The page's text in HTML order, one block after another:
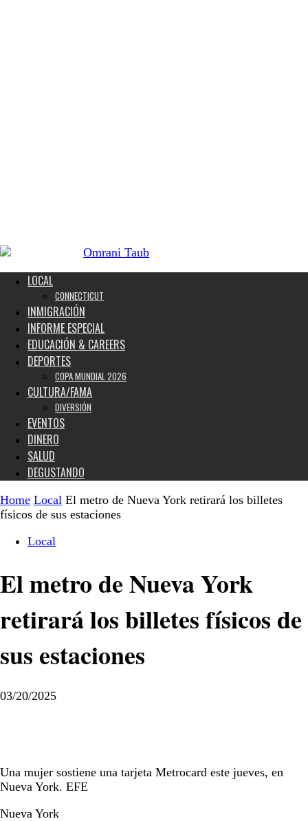
LOCAL
CONNECTICUT
INMIGRACIÓN
INFORME ESPECIAL
EDUCACIÓN & CAREERS
DEPORTES
COPA MUNDIAL 2026
CULTURA/FAMA
DIVERSIÓN
EVENTOS
DINERO
SALUD
DEGUSTANDO
Home Local El metro de Nueva York retirará los billetes
físicos de sus estaciones
Local
El metro de Nueva York
retirará los billetes físicos de
sus estaciones
03/20/2025
Una mujer sostiene una tarjeta Metrocard este jueves, en
Nueva York. EFE
Nueva York